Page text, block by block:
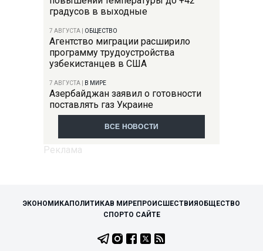
градусов в выходные
7 АВГУСТА ОБЩЕСТВО
Агентство миграции расширило
программу трудоустройства
узбекистанцев в США
7 АВГУСТА В МИРЕ
Азербайджан заявил о готовности
поставлять газ Украине
ВСЕ НОВОСТИ
ЭКОНОМИКАПОЛИТИКАВ МИРЕПРОИСШЕСТВИЯОБЩЕСТВО
СПОРТО САЙТЕ